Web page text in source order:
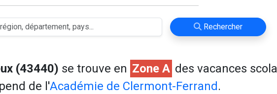
Rechercher
(43440) se trouve en Zone A des vacances
de l'Académie de Clermont-Ferrand .